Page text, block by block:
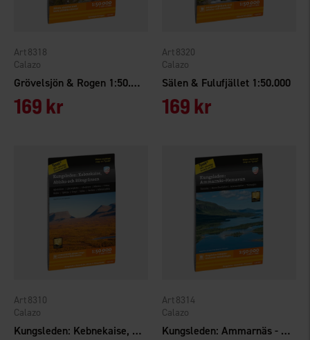
Grövelsjön & Rogen 1:50.000
Calazo
8318
169 kr
Sälen & Fulufjället 1:50.000
Calazo
8320
169 kr
Kungsleden: Kebnekaise, Abisko & Riksgränsen 1:50 000
Calazo
8310
Kungsleden: Ammarnäs - Hemavan 1:50.000
Calazo
8314